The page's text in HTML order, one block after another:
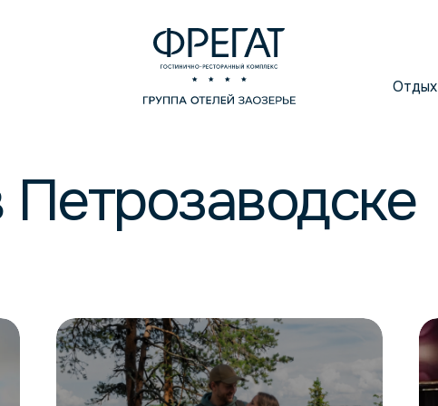
RU EN
Отдых
Петрозаводске